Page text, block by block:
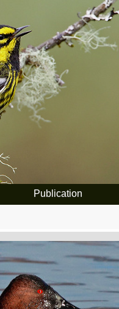
Publication